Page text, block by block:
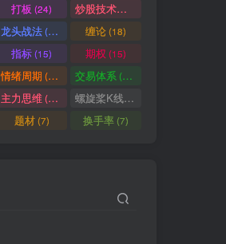
打板 (24) 炒股技术形态
龙头战法(20) 缠论(18)
指标(15) 期权 (15)
情绪周期 (14) 交易体系(12)
主力思维(12) 螺旋桨K线
(11)
题材(7) 换手率 (7)